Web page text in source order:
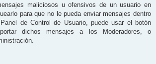
maliciosos u ofensivos de un usuario en
para que no le pueda enviar mensajes dentro
de Control de Usuario, puede usar el botón
dichos mensajes a los Moderadores, o